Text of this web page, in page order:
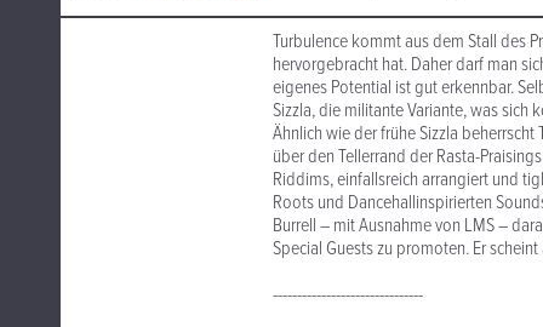
Turbulence kommt aus dem Stall des
hervorgebracht hat. Daher darf man
eigenes Potential ist gut erkennbar.
Sizzla, die militante Variante, was
Ähnlich wie der frühe Sizzla
über den Tellerrand der Rasta-
Riddims, einfallsreich arrangiert und
Roots und Dancehallinspirierten
Burrell – mit Ausnahme von LMS –
Special Guests zu promoten. Er
-------------------------------